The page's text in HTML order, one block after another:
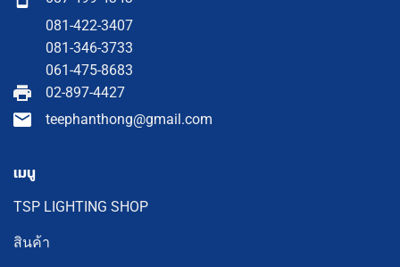
081-422-3407
081-346-3733
061-475-8683
02-897-4427
teephanthong@gmail.com
เมนู
TSP LIGHTING SHOP
สินค้า